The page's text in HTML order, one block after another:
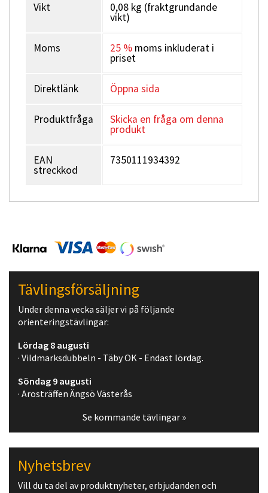
Vikt 0,08 kg (fraktgrundande
vikt)
Moms 25 % moms inkluderat i
priset
Direktlänk Öppna sida
Produktfråga Skicka en fråga om denna
produkt
EAN
streckkod
7350111934392
Tävlingsförsäljning
Under denna vecka säljer vi på följande
orienteringstävlingar:
Lördag 8 augusti
· Vildmarksdubbeln - Täby OK - Endast lördag.
Söndag 9 augusti
· Arosträffen Ängsö Västerås
Se kommande tävlingar »
Nyhetsbrev
Vill du ta del av produktnyheter, erbjudanden och